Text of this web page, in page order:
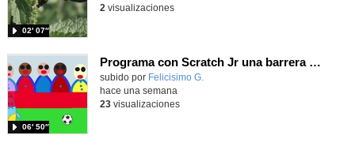
02′ 07″
2 visualizaciones
Programa con Scratch Jr una barrera que se desplaza para dar sensación de movimiento
Contenido educativo.
subido por Felicisimo G.
06′ 50″
hace una semana
23visualizaciones